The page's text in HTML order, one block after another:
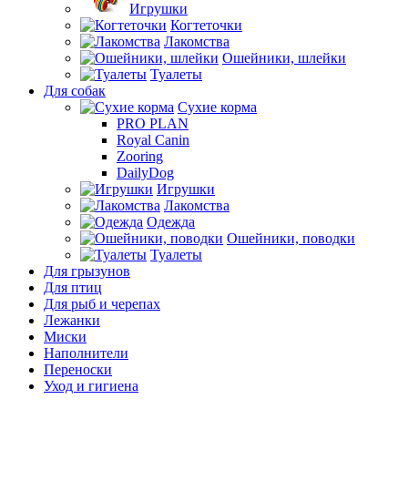
Игрушки
Когтеточки
Лакомства
Ошейники, шлейки
Туалеты
Для собак
Сухие корма
PRO PLAN
Royal Canin
Zooring
DailyDog
Игрушки
Лакомства
Одежда
Ошейники, поводки
Туалеты
Для грызунов
Для птиц
Для рыб и черепах
Лежанки
Миски
Наполнители
Переноски
Уход и гигиена